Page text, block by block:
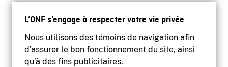
L’ONF s’engage à respecter votre vie privée
Nous utilisons des témoins de navigation afin
d’assurer le bon fonctionnement du site, ainsi
qu’à des fins publicitaires.